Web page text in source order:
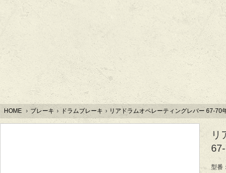
HOME › ブレーキ › ドラムブレーキ › リアドラムオペレーティングレバー 67-70
リ
型番